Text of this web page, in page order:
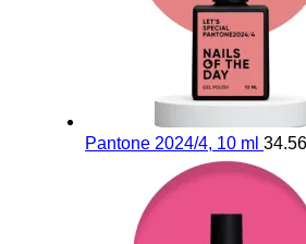
Pantone 2024/4, 10 ml